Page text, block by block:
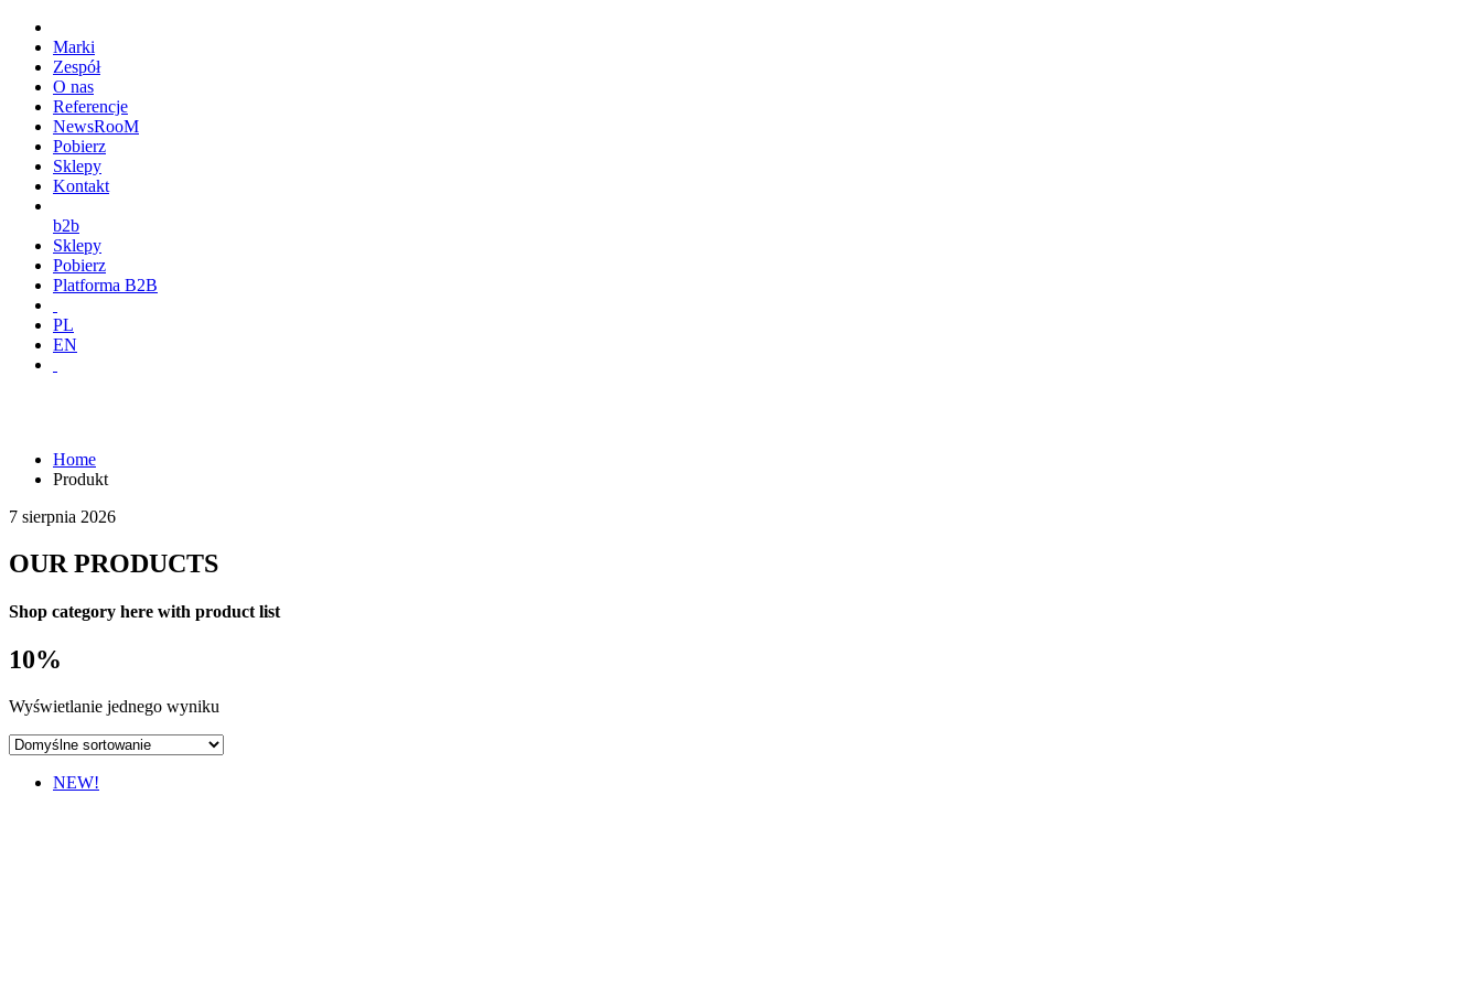
Marki
Zespół
O nas
Referencje
NewsRooM
Pobierz
Sklepy
Kontakt
b2b
Sklepy
Pobierz
Platforma B2B
PL
EN
Home
Produkt
7 sierpnia 2026
OUR PRODUCTS
Shop category here with product list
10%
Wyświetlanie jednego wyniku
NEW!